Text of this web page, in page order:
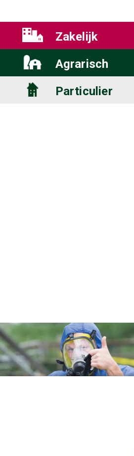
Zakelijk
Agrarisch
Particulier